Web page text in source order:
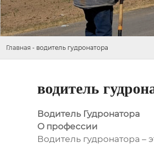
Главная - водитель гудронатора
водитель
Водитель Гудронатора
О профессии
Водитель гудронатора –